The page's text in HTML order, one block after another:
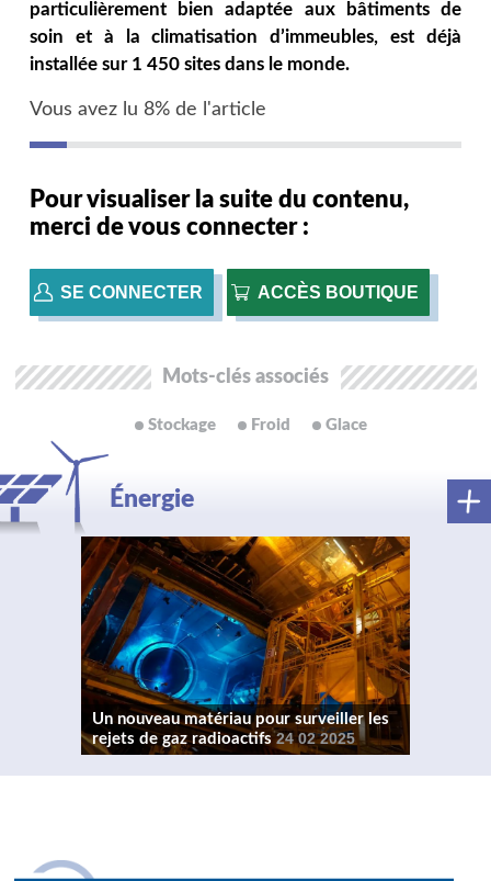
particulièrement bien adaptée aux bâtiments de
soin et à la climatisation d’immeubles, est déjà
installée sur 1 450 sites dans le monde.
Vous avez lu 8% de l'article
Pour visualiser la suite du contenu,
merci de vous connecter :
SE CONNECTER ACCÈS BOUTIQUE
Mots-clés associés
Stockage Froid Glace
Énergie
Un nouveau matériau pour surveiller les
rejets de gaz radioactifs24 02 2025